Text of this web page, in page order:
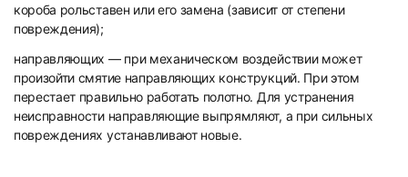
короба рольставен или его замена (зависит от степени
повреждения);
направляющих — при механическом воздействии может
произойти смятие направляющих конструкций. При этом
перестает правильно работать полотно. Для устранения
неисправности направляющие выпрямляют, а при сильных
повреждениях устанавливают новые.